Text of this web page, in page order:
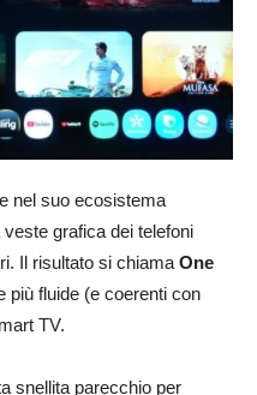
nel suo ecosistema
grafica dei telefoni
Il risultato si chiama One
più fluide (e coerenti con
TV.
snellita parecchio per